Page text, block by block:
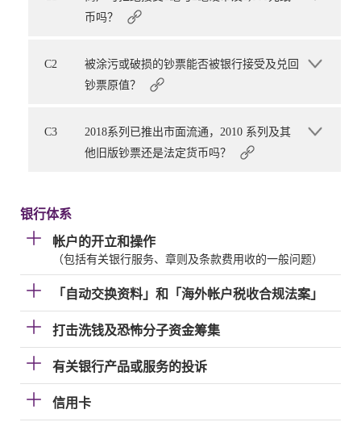
币吗？
C2
被涂污或破损的钞票能否被银行接受及兑回
钞票原值？
C3
2018系列已推出市面流通，2010 系列及其
他旧版钞票还是法定货币吗？
银行体系
帐户的开立和操作
（包括有关银行服务、章则及条款费用收的一般问题）
「自动交换资料」和「海外帐户税收合规法案」
打击洗钱及恐怖分子资金筹集
有关银行产品或服务的投诉
信用卡